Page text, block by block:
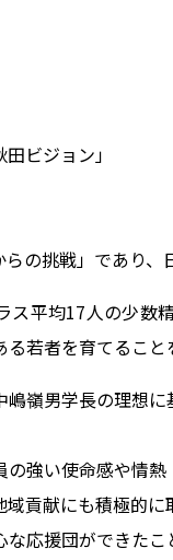
ビジョン」
の挑戦」であり、
平均17人の少数
若者を育てること
嶺男学長の理想
強い使命感や情熱
貢献にも積極的に
応援団ができたこ